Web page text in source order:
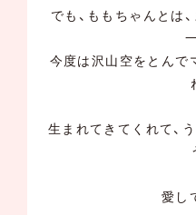
でも、ももちゃんとは
今度は沢山空をとんで
生まれてきてくれて、
愛し